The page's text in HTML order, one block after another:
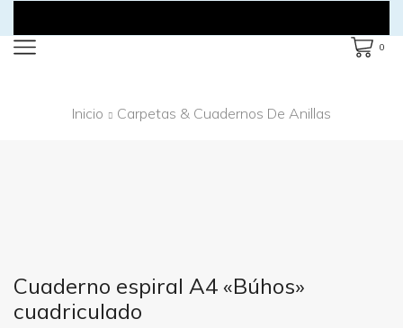
0
Inicio Carpetas & Cuadernos De Anillas
Cuaderno espiral A4 «Búhos»
cuadriculado